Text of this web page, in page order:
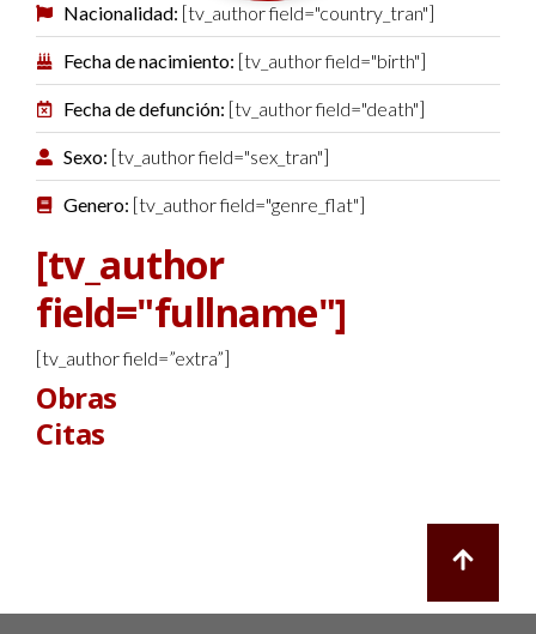
Nacionalidad: [tv_author field="country_tran"]
Fecha de nacimiento: [tv_author field="birth"]
Fecha de defunción: [tv_author field="death"]
Sexo: [tv_author field="sex_tran"]
Genero: [tv_author field="genre_flat"]
[tv_author
field="fullname"]
[tv_author field=”extra”]
Obras
Citas